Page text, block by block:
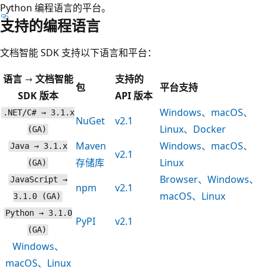
Python 编程语言的平台。
支持的编程语言
文档智能 SDK 支持以下语言和平台：
语言 → 文档智能
SDK 版本
包
支持的
API 版本
平台支持
.NET/C# → 3.1.x
(GA)
NuGet v2.1
Windows、macOS、
Linux、Docker
Java → 3.1.x
(GA)
Maven
存储库
v2.1
Windows、macOS、
Linux
JavaScript →
3.1.0 (GA)
npm v2.1
Browser、Windows、
macOS、Linux
Python → 3.1.0
(GA)
PyPI
v2.1
Windows、
macOS、Linux